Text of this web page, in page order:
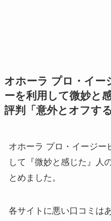
オホーラ プロ・イー
ーを利用して微妙と
評判「意外とオフす
オホーラ プロ・イージー
して『微妙と感じた』人
とめました。
各サイトに悪い口コミは